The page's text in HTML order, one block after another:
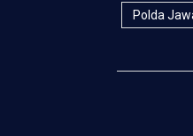
Polda